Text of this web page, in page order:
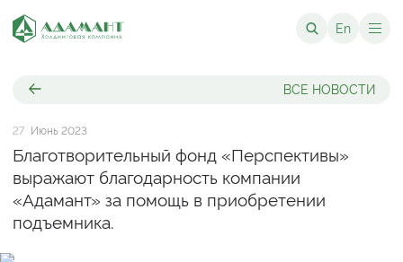
En
ВСЕ НОВОСТИ
Благотворительный фонд «Перспективы»
выражают благодарность компании
«Адамант» за помощь в приобретении
подъемника.
27 Июнь 2023